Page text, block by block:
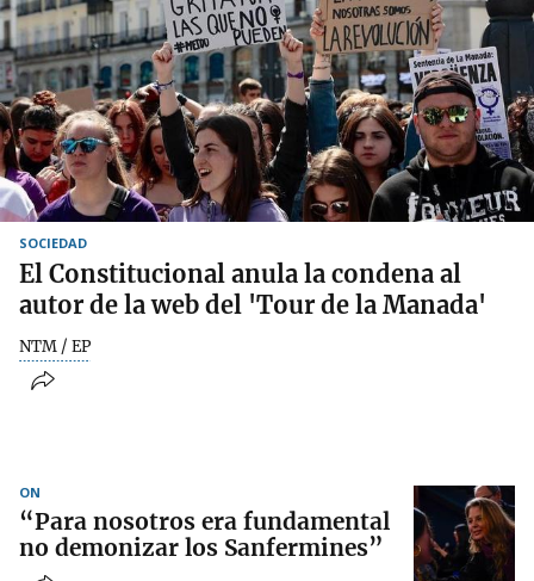
SOCIEDAD
El Constitucional anula la condena al
autor de la web del 'Tour de la Manada'
NTM / EP
ON
“Para nosotros era fundamental
no demonizar los Sanfermines”